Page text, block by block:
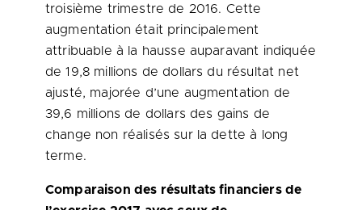
troisième trimestre de 2016. Cette
augmentation était principalement
attribuable à la hausse auparavant indiquée
de 19,8 millions de dollars du résultat net
ajusté, majorée d’une augmentation de
39,6 millions de dollars des gains de
change non réalisés sur la dette à long
terme.
Comparaison des résultats financiers de